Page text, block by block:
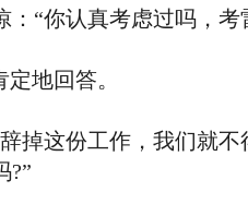
“你认真考虑过吗，考
地回答。
这份工作，我们就不
?”